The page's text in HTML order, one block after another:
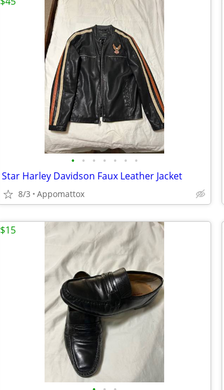
• • • • • • •
Star Harley Davidson Faux Leather Jacket
8/3 Appomattox
$15